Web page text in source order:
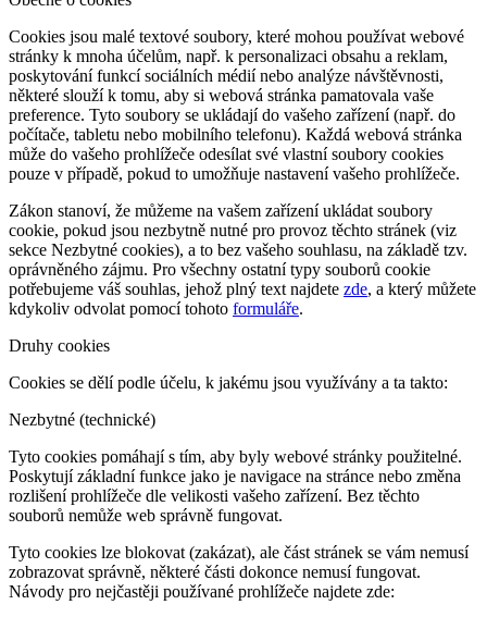
Cookies jsou malé textové soubory, které mohou používat webové
stránky k mnoha účelům, např. k personalizaci obsahu a reklam,
poskytování funkcí sociálních médií nebo analýze návštěvnosti,
některé slouží k tomu, aby si webová stránka pamatovala vaše
preference. Tyto soubory se ukládají do vašeho zařízení (např. do
počítače, tabletu nebo mobilního telefonu). Každá webová stránka
může do vašeho prohlížeče odesílat své vlastní soubory cookies
pouze v případě, pokud to umožňuje nastavení vašeho prohlížeče.
Zákon stanoví, že můžeme na vašem zařízení ukládat soubory
cookie, pokud jsou nezbytně nutné pro provoz těchto stránek (viz
sekce Nezbytné cookies), a to bez vašeho souhlasu, na základě tzv.
oprávněného zájmu. Pro všechny ostatní typy souborů cookie
potřebujeme váš souhlas, jehož plný text najdete zde, a který můžete
kdykoliv odvolat pomocí tohoto formuláře.
Druhy cookies
Cookies se dělí podle účelu, k jakému jsou využívány a ta takto:
Nezbytné (technické)
Tyto cookies pomáhají s tím, aby byly webové stránky použitelné.
Poskytují základní funkce jako je navigace na stránce nebo změna
rozlišení prohlížeče dle velikosti vašeho zařízení. Bez těchto
souborů nemůže web správně fungovat.
Tyto cookies lze blokovat (zakázat), ale část stránek se vám nemusí
zobrazovat správně, některé části dokonce nemusí fungovat.
Návody pro nejčastěji používané prohlížeče najdete zde: